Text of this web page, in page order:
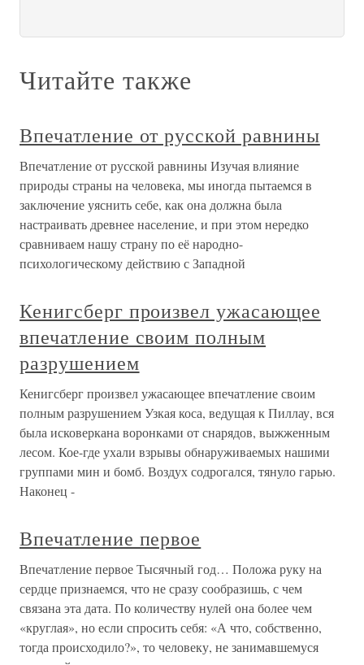
Читайте также
Впечатление от русской равнины
Впечатление от русской равнины Изучая влияние
природы страны на человека, мы иногда пытаемся в
заключение уяснить себе, как она должна была
настраивать древнее население, и при этом нередко
сравниваем нашу страну по её народно-
психологическому действию с Западной
Кенигсберг произвел ужасающее
впечатление своим полным
разрушением
Кенигсберг произвел ужасающее впечатление своим
полным разрушением Узкая коса, ведущая к Пиллау, вся
была исковеркана воронками от снарядов, выжженным
лесом. Кое-где ухали взрывы обнаруживаемых нашими
группами мин и бомб. Воздух содрогался, тянуло гарью.
Наконец -
Впечатление первое
Впечатление первое Тысячный год… Положа руку на
сердце признаемся, что не сразу сообразишь, с чем
связана эта дата. По количеству нулей она более чем
«круглая», но если спросить себя: «А что, собственно,
тогда происходило?», то человеку, не занимавшемуся